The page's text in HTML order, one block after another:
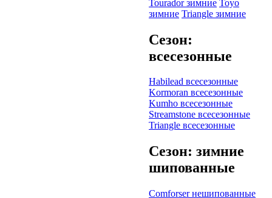
Tourador зимние Toyo
зимние Triangle зимние
Сезон:
всесезонные
Habilead всесезонные
Kormoran всесезонные
Kumho всесезонные
Streamstone всесезонные
Triangle всесезонные
Сезон: зимние
шипованные
Comforser нешипованные